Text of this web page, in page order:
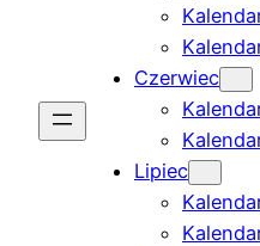
Czerwiec
Lipiec